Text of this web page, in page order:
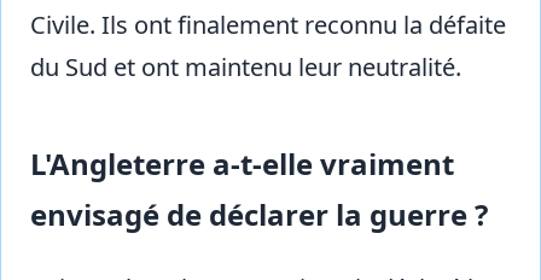
Civile. Ils ont finalement reconnu la défaite
du Sud et ont maintenu leur neutralité.
L'Angleterre a-t-elle vraiment
envisagé de déclarer la guerre ?